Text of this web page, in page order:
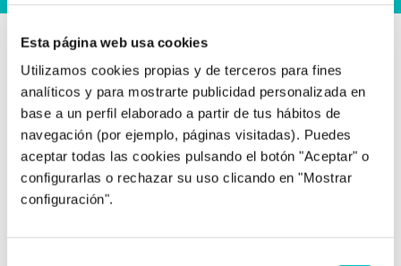
Esta página web usa cookies
Utilizamos cookies propias y de terceros para fines
analíticos y para mostrarte publicidad personalizada en
base a un perfil elaborado a partir de tus hábitos de
navegación (por ejemplo, páginas visitadas). Puedes
aceptar todas las cookies pulsando el botón "Aceptar" o
configurarlas o rechazar su uso clicando en "Mostrar
configuración".
Comoclínica de psicología, nuestras
especialidades son los trastornos de ansiedad, de
estado de ánimo, falta de autoestima o habilidades
sociales. Te podemos ayudar si estás atravesando
un momento difícil con tu pareja, si necesitas
superar una infidelidad, una ruptura o tienes
relación tóxica. Nuestros psicólogos te ayudarán